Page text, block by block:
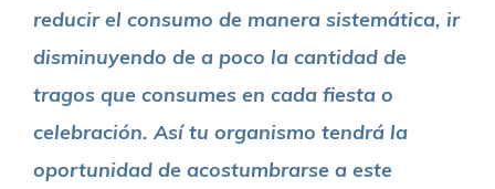
reducir el consumo de manera sistemática, ir
disminuyendo de a poco la cantidad de
tragos que consumes en cada fiesta o
celebración. Así tu organismo tendrá la
oportunidad de acostumbrarse a este